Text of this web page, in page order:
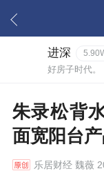
进深
好房子时代。
朱录松背
面宽阳台
乐居财经魏薇